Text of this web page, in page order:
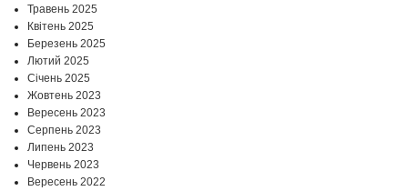
Травень 2025
Квітень 2025
Березень 2025
Лютий 2025
Січень 2025
Жовтень 2023
Вересень 2023
Серпень 2023
Липень 2023
Червень 2023
Вересень 2022